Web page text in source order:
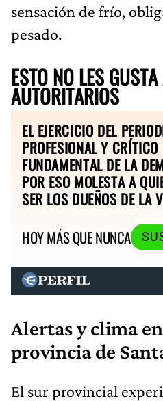
sensación de frío,
pesado.
ESTO NO LES
AUTORITARIOS
EL EJERCICIO DEL
PROFESIONAL Y
FUNDAMENTAL DE LA
POR ESO MOLESTA A
SER LOS DUEÑOS DE LA
HOY MÁS QUE NUNCA
Alertas y clima
provincia de
El sur provincial